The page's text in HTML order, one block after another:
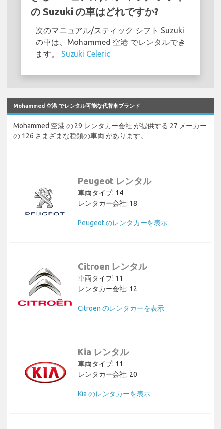
の Suzuki の車はどれですか?
次のマニュアル/スティック シフト Suzuki
の車は、Mohammed 空港 でレンタルでき
ます。 Suzuki Celerio
Mohammed 空港 でレンタル可能な代替車ブランド
Mohammed 空港 の 29 レンタカー会社 が提供する 27 メーカー
の 126 さまざまな種類の車両 があります。
Peugeot レンタル
車両タイプ: 14
レンタカー会社: 18
Peugeot のレンタカーを表示
Citroen レンタル
車両タイプ: 11
レンタカー会社: 12
Citroen のレンタカーを表示
Kia レンタル
車両タイプ: 11
レンタカー会社: 20
Kia のレンタカーを表示